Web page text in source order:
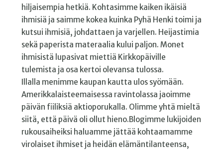
hiljaisempia hetkiä. Kohtasimme kaiken ikäisiä
ihmisiä ja saimme kokea kuinka Pyhä Henki toimi ja
kutsui ihmisiä, johdattaen ja varjellen. Heijastimia
sekä paperista materaalia kului paljon. Monet
ihmisistä lupasivat miettiä Kirkkopäiville
tulemista ja osa kertoi olevansa tulossa.
Illalla menimme kaupan kautta ulos syömään.
Amerikkalaisteemaisessa ravintolassa jaoimme
päivän fiiliksiä aktioporukalla. Olimme yhtä mieltä
siitä, että päivä oli ollut hieno.Blogimme lukijoiden
rukousaiheiksi haluamme jättää kohtaamamme
virolaiset ihmiset ja heidän elämäntilanteensa,